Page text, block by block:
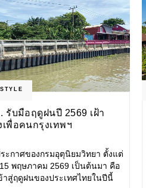
รับมือฤดูฝนปี 2569 เฝ้า
เพื่อคนกรุงเทพฯ
ะกาศของกรมอุตุนิยมวิทยา ตั้งแต่
พฤษภาคม 2569 เป็นต้นมา คือ
าสู่ฤดูฝนของประเทศไทยในปีนี้